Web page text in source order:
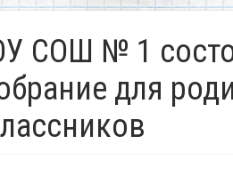
СОШ № 1
для